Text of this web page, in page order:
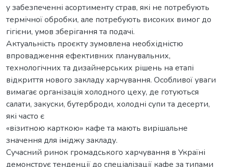
у забезпеченні асортименту страв, які не потребують
термічної обробки, але потребують високих вимог до
гігієни, умов зберігання та подачі.
Актуальність проєкту зумовлена необхідністю
впровадження ефективних планувальних,
технологічних та дизайнерських рішень на етапі
відкриття нового закладу харчування. Особливої уваги
вимагає організація холодного цеху, де готуються
салати, закуски, бутерброди, холодні супи та десерти,
які часто є
«візитною карткою» кафе та мають вирішальне
значення для іміджу закладу.
Сучасний ринок громадського харчування в Україні
демонструє тенденції до спеціалізації кафе за типами